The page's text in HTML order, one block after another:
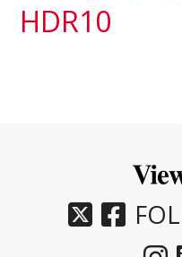
HDR10